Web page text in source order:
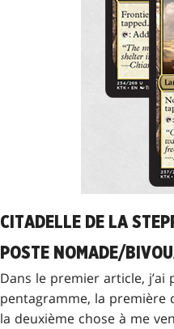
CITADELLE DE LA
POSTE NOMADE/
Dans le premier article,
pentagramme, la première
la deuxième chose à me